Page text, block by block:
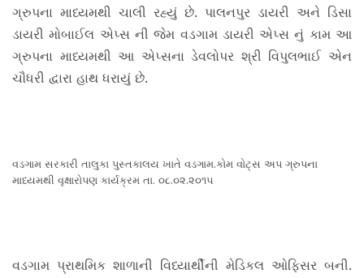
ગ્રુપના માધ્યમથી ચાલી રહ્યું છે. પાલનપુર ડાયરી અને ડિસા
ડાયરી મોબાઈલ એપ્સ ની જેમ વડગામ ડાયરી એપ્સ નું કામ આ
ગ્રુપના માધ્યમથી આ એપ્સના ડેવલોપર શ્રી વિપુલભાઈ એન
ચૌધરી દ્વારા હાથ ધરાયું છે.
વડગામ સરકારી તાલુકા પુસ્તકાલય ખાતે વડગામ.કોમ વોટ્સ અપ ગ્રુપના
માધ્યમથી વૃક્ષારોપણ કાર્યક્રમ તા. ૦૮.૦૨.૨૦૧૫
વડગામ પ્રાથમિક શાળાની વિધ્યાર્થીની મેડિકલ ઓફિસર બની.